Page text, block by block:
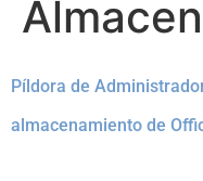
Píldora de
almacenamiento de